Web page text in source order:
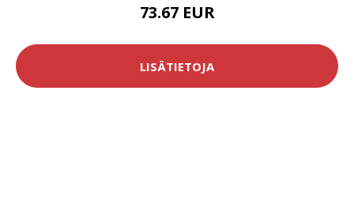
73.67 EUR
LISÄTIETOJA